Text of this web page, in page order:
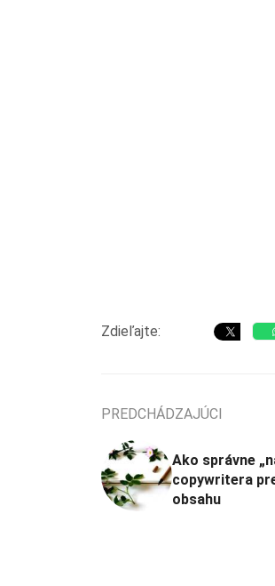
Zdieľajte:
PREDCHÁDZAJÚCI
Ako správne
copywritera
obsahu